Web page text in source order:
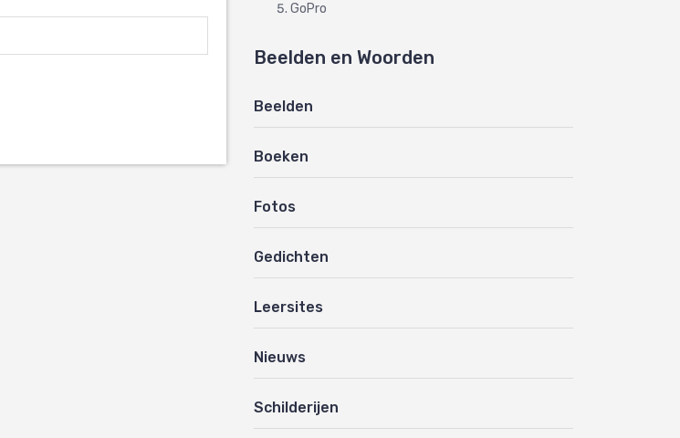
GoPro
Beelden en Woorden
Beelden
Boeken
Fotos
Gedichten
Leersites
Nieuws
Schilderijen